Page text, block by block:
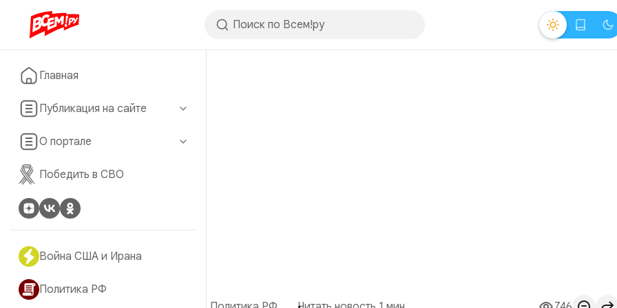
Главная
Публикация на сайте
О портале
Победить в СВО
Война США и Ирана
Политика РФ